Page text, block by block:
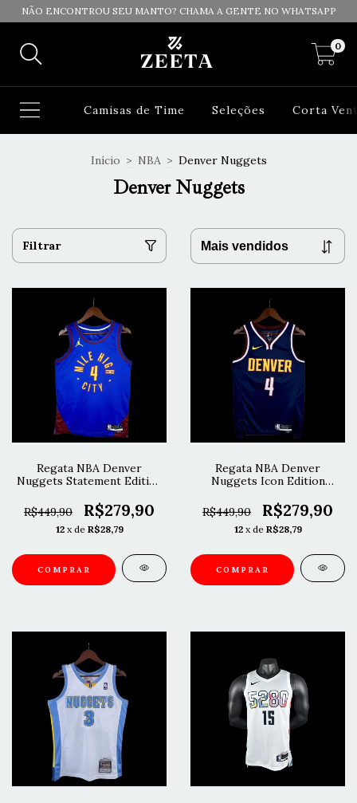
NÃO ENCONTROU SEU MANTO? CHAMA A GENTE NO WHATSAPP
0
Camisas de Time Seleções Corta
Início > NBA > Denver Nuggets
Denver Nuggets
Filtrar
Regata NBA Denver
Nuggets Statement Edition
R$449,90
R$279,90
12 x de R$28,79
COMPRAR
Regata NBA Denver
Nuggets Icon Edition
R$449,90
R$279,90
12 x de R$28,79
COMPRAR